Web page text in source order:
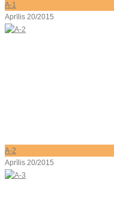
A-1
Aprīlis 20/2015
A-2
Aprīlis 20/2015